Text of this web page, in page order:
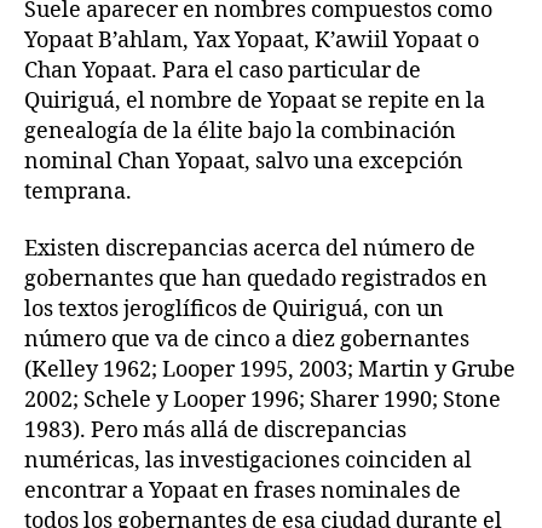
Suele aparecer en nombres compuestos como
Yopaat B’ahlam, Yax Yopaat, K’awiil Yopaat o
Chan Yopaat. Para el caso particular de
Quiriguá, el nombre de Yopaat se repite en la
genealogía de la élite bajo la combinación
nominal Chan Yopaat, salvo una excepción
temprana.
Existen discrepancias acerca del número de
gobernantes que han quedado registrados en
los textos jeroglíficos de Quiriguá, con un
número que va de cinco a diez gobernantes
(Kelley 1962; Looper 1995, 2003; Martin y Grube
2002; Schele y Looper 1996; Sharer 1990; Stone
1983). Pero más allá de discrepancias
numéricas, las investigaciones coinciden al
encontrar a Yopaat en frases nominales de
todos los gobernantes de esa ciudad durante el